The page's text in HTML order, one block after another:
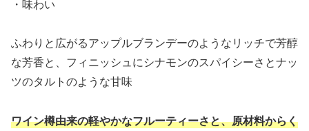
・味わい
ふわりと広がるアップルブランデーのようなリッチで芳醇
な芳香と、フィニッシュにシナモンのスパイシーさとナッ
ツのタルトのような甘味
ワイン樽由来の軽やかなフルーティーさと、原材料からく